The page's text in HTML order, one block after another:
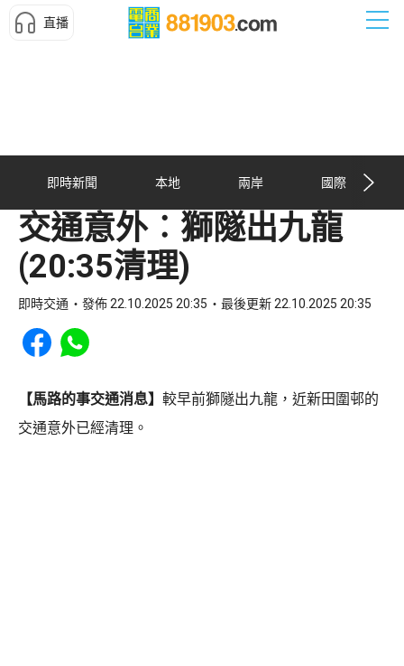
直播
即時新聞 本地 兩岸 國際
交通意外︰獅隧出九龍
(20:35清理)
即時交通 發佈 22.10.2025 20:35 最後更新 22.10.2025 20:35
Share to Facebook
Share to WhatsApp
【馬路的事交通消息】 較早前獅隧出九龍，近新田圍邨的
交通意外已經清理。